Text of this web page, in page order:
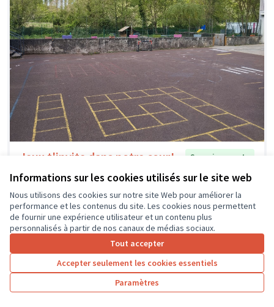
Informations sur les cookies utilisés sur le site web
Nous utilisons des cookies sur notre site Web pour améliorer la
performance et les contenus du site. Les cookies nous permettent
de fournir une expérience utilisateur et un contenu plus
personnalisés à partir de nos canaux de médias sociaux.
Tout accepter
Accepter seulement les cookies essentiels
Paramètres
Jeux t'invite dans notre cour!
Soumis au vote
Ecole primaire Saint-Ouen - les -Vignes
1